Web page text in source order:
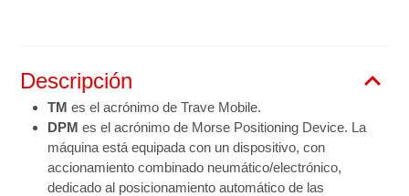
Descripción
TM es el acrónimo de Trave Mobile.
DPM es el acrónimo de Morse Positioning Device. La
máquina está equipada con un dispositivo, con
accionamiento combinado neumático/electrónico,
dedicado al posicionamiento automático de las